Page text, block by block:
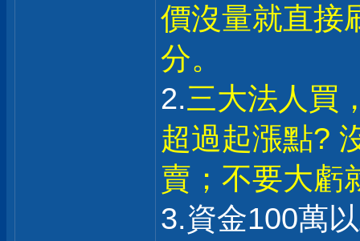
價沒量就直接
分。
2.三大法人買
超過起漲點?
賣；不要大虧
3.資金100萬